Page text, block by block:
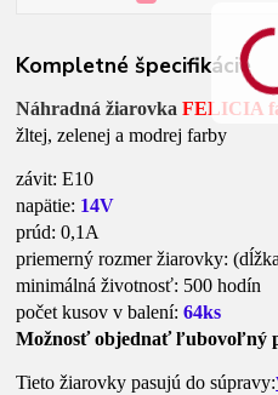
Kompletné špecifikácie
Náhradná žiarovkaFELICIA
žltej, zelenej a modrej farby
závit: E10
napätie: 14V
prúd: 0,1A
priemerný rozmer žiarovky:
minimálná životnosť: 500 hodín
počet kusov v balení:64ks
Možnosť objednať ľubovoľný
Tieto žiarovky pasujú do súpravy: